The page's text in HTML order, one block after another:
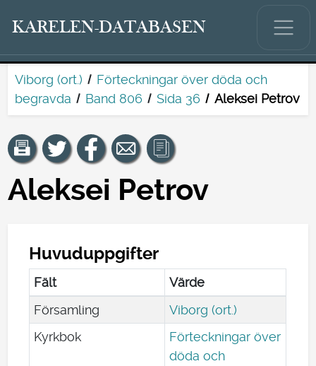
KARELEN-DATABASEN
Viborg (ort.)
Förteckningar över döda och
begravda
Band 806 Sida 36 Aleksei Petrov
Aleksei Petrov
Huvuduppgifter
Fält
Värde
Församling
Viborg (ort.)
Kyrkbok
Förteckningar över
döda och